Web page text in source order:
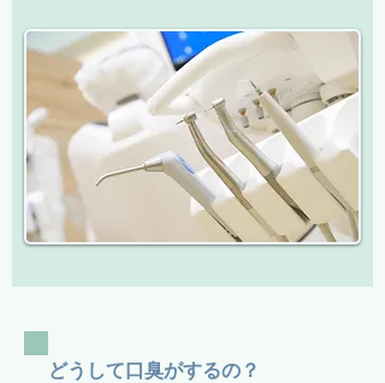
どうして口臭がするの？